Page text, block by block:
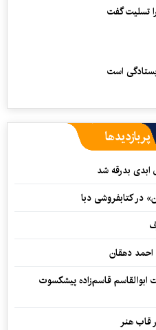
تسلیت گفت
است
پربازدیدها
ابدی بدرقه شد
در کتابفروشی دبا
احمد دهقان
قاسم‌زاده پیشکسوت
قاب هنر